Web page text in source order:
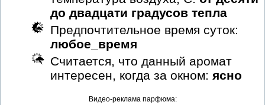
до двадцати градусов тепла
Предпочтительное время суток:
любое_время
Считается, что данный аромат
интересен, когда за окном: ясно
Видео-реклама парфюма: